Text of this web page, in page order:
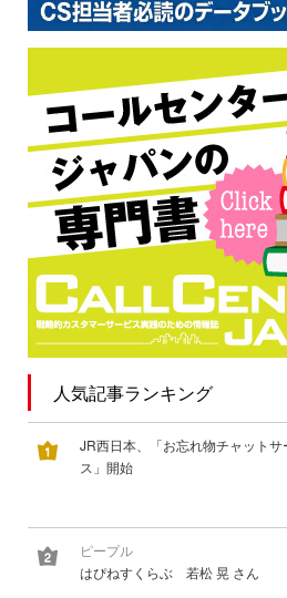
人気記事ランキング
JR西日本、「お忘れ物チャットサ
ス」開始
ピープル
はぴねすくらぶ 若松 晃 さん